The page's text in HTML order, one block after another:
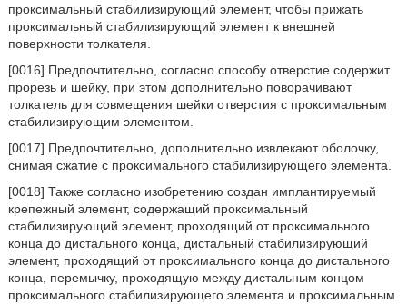
проксимальный стабилизирующий элемент, чтобы прижать
проксимальный стабилизирующий элемент к внешней
поверхности толкателя.
[0016] Предпочтительно, согласно способу отверстие содержит
прорезь и шейку, при этом дополнительно поворачивают
толкатель для совмещения шейки отверстия с проксимальным
стабилизирующим элементом.
[0017] Предпочтительно, дополнительно извлекают оболочку,
снимая сжатие с проксимального стабилизирующего элемента.
[0018] Также согласно изобретению создан имплантируемый
крепежный элемент, содержащий проксимальный
стабилизирующий элемент, проходящий от проксимального
конца до дистального конца, дистальный стабилизирующий
элемент, проходящий от проксимального конца до дистального
конца, перемычку, проходящую между дистальным концом
проксимального стабилизирующего элемента и проксимальным